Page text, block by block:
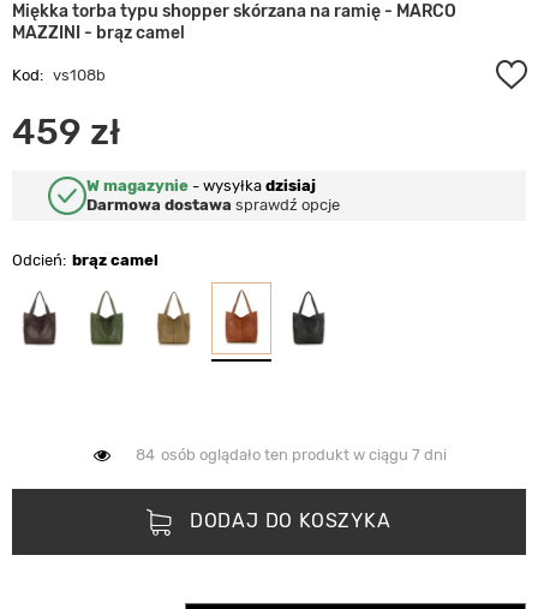
Miękka torba typu shopper skórzana na ramię - MARCO
MAZZINI - brąz camel
Kod: vs108b
459 zł
W magazynie - wysyłka dzisiaj
Darmowa dostawa sprawdź opcje
Odcień brąz camel
84 osób oglądało ten produkt w ciągu 7 dni
DODAJ DO KOSZYKA